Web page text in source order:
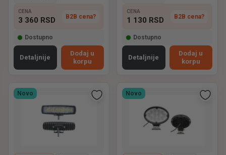
CENA
3 360 RSD B2B cena?
Dostupno
Detaljnije
Dodaj u
korpu
CENA
1 130 RSD B2B cena?
Dostupno
Detaljnije
Dodaj u
korpu
Novo Novo